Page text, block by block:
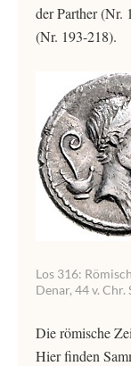
der Parther (Nr.
(Nr. 193-218).
Los 316:
Denar, 44 v.
Die römische
Hier finden